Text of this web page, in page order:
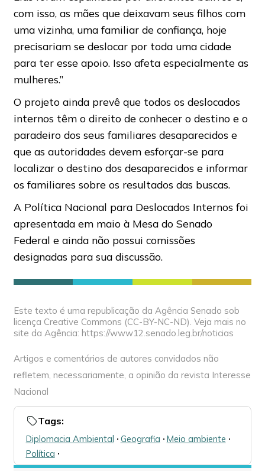
com isso, as mães que deixavam seus filhos com
uma vizinha, uma familiar de confiança, hoje
precisariam se deslocar por toda uma cidade
para ter esse apoio. Isso afeta especialmente as
mulheres.”
O projeto ainda prevê que todos os deslocados
internos têm o direito de conhecer o destino e o
paradeiro dos seus familiares desaparecidos e
que as autoridades devem esforçar-se para
localizar o destino dos desaparecidos e informar
os familiares sobre os resultados das buscas.
A Política Nacional para Deslocados Internos foi
apresentada em maio à Mesa do Senado
Federal e ainda não possui comissões
designadas para sua discussão.
Este texto é uma republicação da Agência Senado sob
licença Creative Commons (CC-BY-NC-ND). Veja mais no
site da Agência: https://www12.senado.leg.br/noticias
Artigos e comentários de autores convidados não
refletem, necessariamente, a opinião da revista Interesse
Nacional
Tags:
Diplomacia Ambiental 🞌 Geografia 🞌 Meio ambiente 🞌
Política 🞌